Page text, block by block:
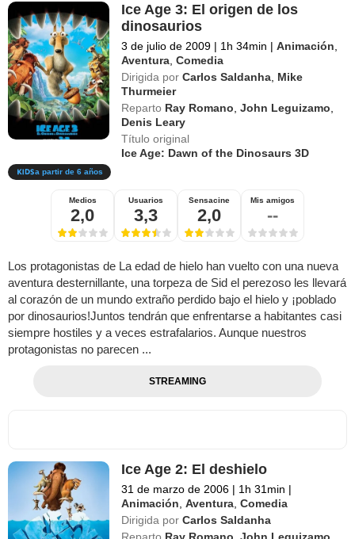
Ice Age 3: El origen de los
dinosaurios
3 de julio de 2009 | 1h 34min | Animación
Aventura ,Comedia
Dirigida por Carlos Saldanha Mike
Thurmeier
Reparto Ray Romano ,John Leguizamo
Denis Leary
Título original
Ice Age: Dawn of the Dinosaurs 3D
a partir de 6 años
Medios
2,0
Usuarios
3,3
Sensacine
2,0
Mis amigos
--
Los protagonistas de La edad de hielo han vuelto con una nueva
aventura desternillante, una torpeza de Sid el perezoso les llevará
al corazón de un mundo extraño perdido bajo el hielo y ¡poblado
por dinosaurios!Juntos tendrán que enfrentarse a habitantes casi
siempre hostiles y a veces estrafalarios. Aunque nuestros
protagonistas no parecen ...
STREAMING
Ice Age 2: El deshielo
31 de marzo de 2006 | 1h 31min |
Animación ,Aventura ,Comedia
Dirigida por Carlos Saldanha